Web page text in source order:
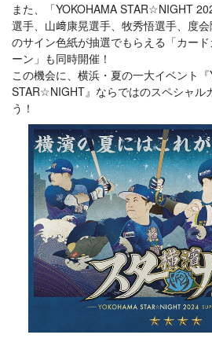
また、「YOKOHAMA STAR☆NIGHT
選手、山﨑康晃選手、牧秀悟選手、度
のサイン色紙が抽選でもらえる「カー
ーン」も同時開催！
この機会に、横浜・夏の一大イベント
STAR☆NIGHT』ならではのスペシャル
う！